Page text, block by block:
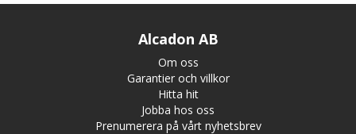
Alcadon AB
Om oss
Garantier och villkor
Hitta hit
Jobba hos oss
Prenumerera på vårt nyhetsbrev